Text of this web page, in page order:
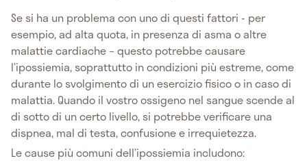
Se si ha un problema con uno di questi fattori - per
esempio, ad alta quota, in presenza di asma o altre
malattie cardiache – questo potrebbe causare
l’ipossiemia, soprattutto in condizioni più estreme, come
durante lo svolgimento di un esercizio fisico o in caso di
malattia. Quando il vostro ossigeno nel sangue scende al
di sotto di un certo livello, si potrebbe verificare una
dispnea, mal di testa, confusione e irrequietezza.
Le cause più comuni dell’ipossiemia includono: